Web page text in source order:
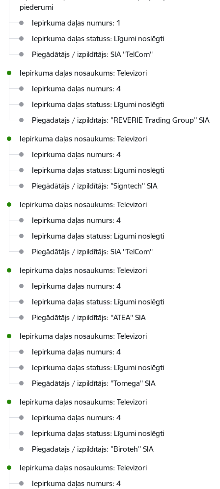
piederumi
Iepirkuma daļas numurs: 1
Iepirkuma daļas statuss: Līgumi noslēgti
Piegādātājs / izpildītājs: SIA ''TelCom''
Iepirkuma daļas nosaukums: Televizori
Iepirkuma daļas numurs: 4
Iepirkuma daļas statuss: Līgumi noslēgti
Piegādātājs / izpildītājs: ''REVERIE Trading Group'' SIA
Iepirkuma daļas nosaukums: Televizori
Iepirkuma daļas numurs: 4
Iepirkuma daļas statuss: Līgumi noslēgti
Piegādātājs / izpildītājs: ''Signtech'' SIA
Iepirkuma daļas nosaukums: Televizori
Iepirkuma daļas numurs: 4
Iepirkuma daļas statuss: Līgumi noslēgti
Piegādātājs / izpildītājs: SIA ''TelCom''
Iepirkuma daļas nosaukums: Televizori
Iepirkuma daļas numurs: 4
Iepirkuma daļas statuss: Līgumi noslēgti
Piegādātājs / izpildītājs: ''ATEA'' SIA
Iepirkuma daļas nosaukums: Televizori
Iepirkuma daļas numurs: 4
Iepirkuma daļas statuss: Līgumi noslēgti
Piegādātājs / izpildītājs: ''Tomega'' SIA
Iepirkuma daļas nosaukums: Televizori
Iepirkuma daļas numurs: 4
Iepirkuma daļas statuss: Līgumi noslēgti
Piegādātājs / izpildītājs: ''Biroteh'' SIA
Iepirkuma daļas nosaukums: Televizori
Iepirkuma daļas numurs: 4